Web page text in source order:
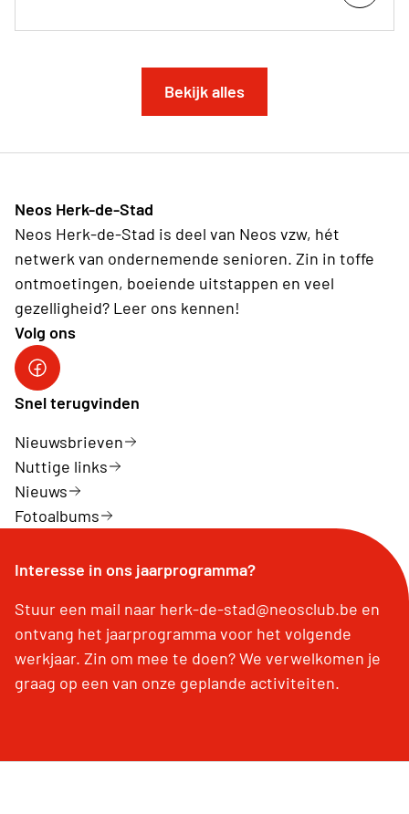
Bekijk alles
Neos Herk-de-Stad
Neos Herk-de-Stad is deel van Neos vzw, hét
netwerk van ondernemende senioren. Zin in toffe
ontmoetingen, boeiende uitstappen en veel
gezelligheid? Leer ons kennen!
Volg ons
Facebook Herk-de-Stad
Snel terugvinden
Nieuwsbrieven
Nuttige links
Nieuws
Fotoalbums
Interesse in ons jaarprogramma?
Stuur een mail naar herk-de-stad@neosclub.be en
ontvang het jaarprogramma voor het volgende
werkjaar. Zin om mee te doen? We verwelkomen je
graag op een van onze geplande activiteiten.